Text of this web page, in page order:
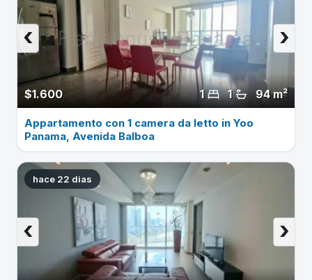
$1.600 94 m²
1
1
›
‹
Appartamento con 1 camera da letto in Yoo
Panama, Avenida Balboa
hace 22 dias
›
‹